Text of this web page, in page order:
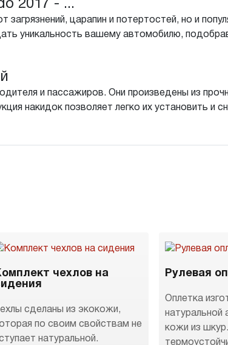
2017 - ...
царапин и потертостей, но и
уникальность вашему автомобилю,
и пассажиров. Они произведены из
накидок позволяет легко их установить и
чехлов на
сделаны из экокожи,
по своим свойствам не
натуральной.
Рулевая
Оплетка
натуральной
кожи из